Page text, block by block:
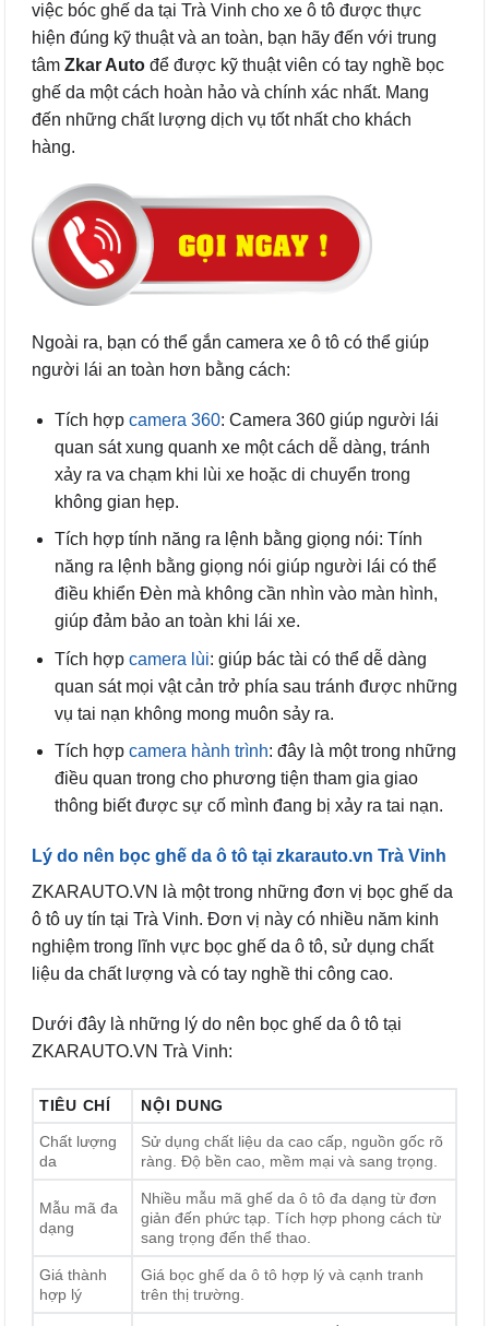
việc bóc ghế da tại Trà Vinh cho xe ô tô được thực
hiện đúng kỹ thuật và an toàn, bạn hãy đến với trung
tâm Zkar Auto để được kỹ thuật viên có tay nghề bọc
ghế da một cách hoàn hảo và chính xác nhất. Mang
đến những chất lượng dịch vụ tốt nhất cho khách
hàng.
Ngoài ra, bạn có thể gắn camera xe ô tô có thể giúp
người lái an toàn hơn bằng cách:
Tích hợp camera 360: Camera 360 giúp người lái
quan sát xung quanh xe một cách dễ dàng, tránh
xảy ra va chạm khi lùi xe hoặc di chuyển trong
không gian hẹp.
Tích hợp tính năng ra lệnh bằng giọng nói: Tính
năng ra lệnh bằng giọng nói giúp người lái có thể
điều khiển Đèn mà không cần nhìn vào màn hình,
giúp đảm bảo an toàn khi lái xe.
Tích hợp camera lùi: giúp bác tài có thể dễ dàng
quan sát mọi vật cản trở phía sau tránh được những
vụ tai nạn không mong muôn sảy ra.
Tích hợp camera hành trình: đây là một trong những
điều quan trong cho phương tiện tham gia giao
thông biết được sự cố mình đang bị xảy ra tai nạn.
Lý do nên bọc ghế da ô tô tại zkarauto.vn Trà Vinh
ZKARAUTO.VN là một trong những đơn vị bọc ghế da
ô tô uy tín tại Trà Vinh. Đơn vị này có nhiều năm kinh
nghiệm trong lĩnh vực bọc ghế da ô tô, sử dụng chất
liệu da chất lượng và có tay nghề thi công cao.
Dưới đây là những lý do nên bọc ghế da ô tô tại
ZKARAUTO.VN Trà Vinh:
TIÊU CHÍ NỘI DUNG
Chất lượng
da
Sử dụng chất liệu da cao cấp, nguồn gốc rõ
ràng. Độ bền cao, mềm mại và sang trọng.
Mẫu mã đa
dạng
Nhiều mẫu mã ghế da ô tô đa dạng từ đơn
giản đến phức tạp. Tích hợp phong cách từ
sang trọng đến thể thao.
Giá thành
hợp lý
Giá bọc ghế da ô tô hợp lý và cạnh tranh
trên thị trường.